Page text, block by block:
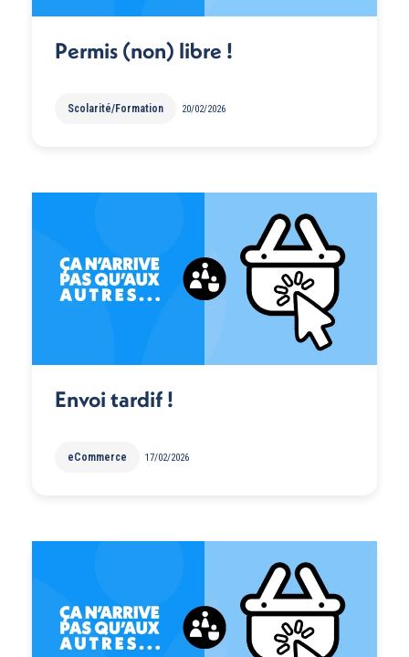
Permis (non) libre !
Scolarité/Formation 20/02/2026
Envoi tardif !
eCommerce 17/02/2026